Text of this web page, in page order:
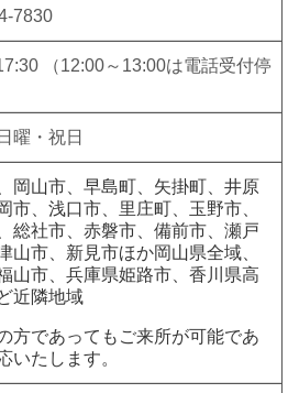
7830
（12:00～13:00は電話受付停
曜・祝日
岡山市、早島町、矢掛町、井原
市、浅口市、里庄町、 玉野市、
総社市、赤磐市、備前市、瀬戸
山市、新見市ほか岡山県全域、
山市、兵庫県姫路市、香川県高
近隣地域
方であってもご来所が可能であ
いたします。